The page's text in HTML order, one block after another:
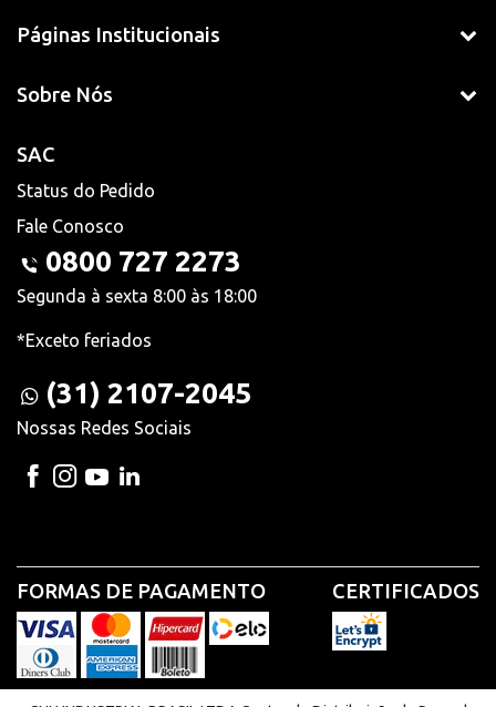
Páginas Institucionais
Sobre Nós
SAC
Status do Pedido
Fale Conosco
0800 727 2273
Segunda à sexta 8:00 às 18:00
*Exceto feriados
(31) 2107-2045
Nossas Redes Sociais
FORMAS DE PAGAMENTO CERTIFICADOS